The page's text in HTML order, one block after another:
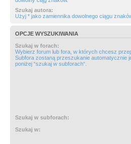
Szukaj autora:
Użyj * jako zamiennika dowolnego ciągu
OPCJE WYSZUKIWANIA
Szukaj w forach:
Wybierz forum lub fora, w których chcesz
Subfora zostaną przeszukanie automatycznie
poniżej “szukaj w subforach“.
Szukaj w subforach:
Szukaj w: